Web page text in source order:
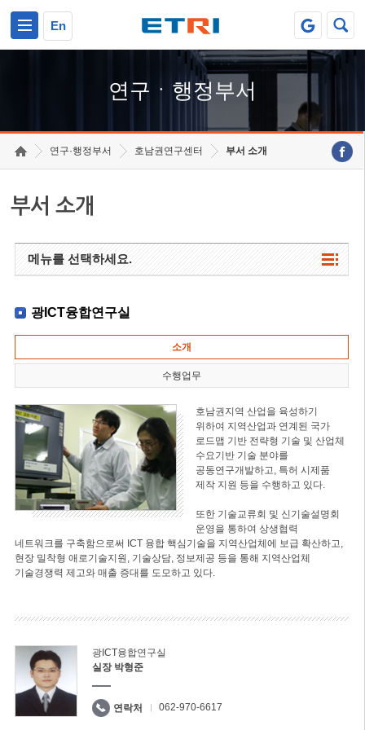
En
연구ㆍ행정부서
연구·행정부서 호남권연구센터 부서 소개
부서 소개
메뉴를 선택하세요.
광ICT융합연구실
소개
수행업무
호남권지역 산업을 육성하기
위하여 지역산업과 연계된 국가
로드맵 기반 전략형 기술 및 산업체
수요기반 기술 분야를
공동연구개발하고, 특허 시제품
제작 지원 등을 수행하고 있다.
또한 기술교류회 및 신기술설명회
운영을 통하여 상생협력
네트워크를 구축함으로써 ICT 융합 핵심기술을 지역산업체에 보급 확산하고,
현장 밀착형 애로기술지원, 기술상담, 정보제공 등을 통해 지역산업체
기술경쟁력 제고와 매출 증대를 도모하고 있다.
광ICT융합연구실
실장 박형준
연락처 062-970-6617